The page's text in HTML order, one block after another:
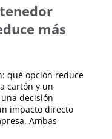
más
qué opción reduce
cartón y un
decisión
impacto directo
Ambas